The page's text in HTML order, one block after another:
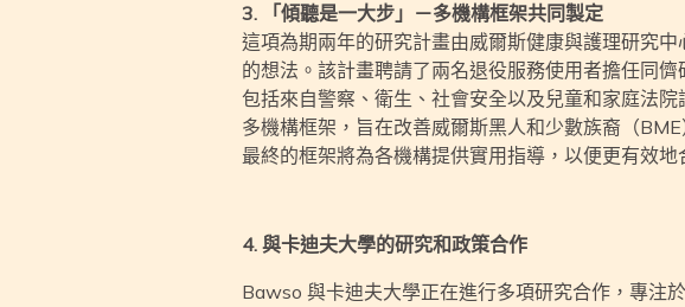
3. 「傾聽是一大步」－多機構框架共同製定
這項為期兩年的研究計畫由威爾斯健康與護理研究
的想法。該計畫聘請了兩名退役服務使用者擔任同
包括來自警察、衛生、社會安全以及兒童和家庭法
多機構框架，旨在改善威爾斯黑人和少數族裔（
最終的框架將為各機構提供實用指導，以便更有效
4. 與卡迪夫大學的研究和政策合作
Bawso 與卡迪夫大學正在進行多項研究合作，專注